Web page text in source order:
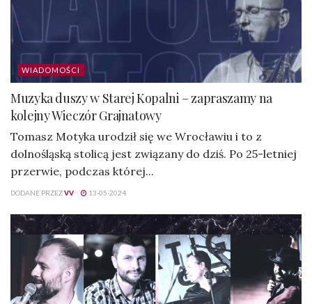
WIADOMOŚCI
Muzyka duszy w Starej Kopalni – zapraszamy na
kolejny Wieczór Grajnatowy
Tomasz Motyka urodził się we Wrocławiu i to z
dolnośląską stolicą jest związany do dziś. Po 25-letniej
przerwie, podczas której...
DODANE PRZEZVV 13-05-2024